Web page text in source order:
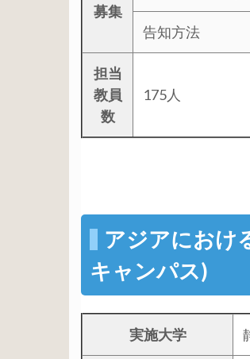
募集
告知方法
担当
教員
数
175人
アジアにおけ
キャンパス)
実施大学